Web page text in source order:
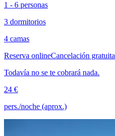
1 - 6 personas
3 dormitorios
4 camas
Reserva onlineCancelación gratuita
Todavía no se te cobrará nada.
24 €
pers./noche (aprox.)